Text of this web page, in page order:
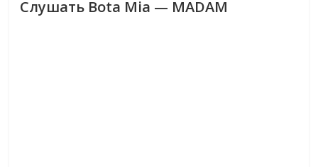
Слушать Bota Mia — MADAM